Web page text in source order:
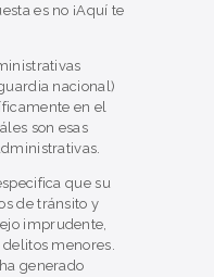
es no ¡Aquí te
nacional)
en el
son esas
que su
de tránsito y
imprudente,
menores.
generado